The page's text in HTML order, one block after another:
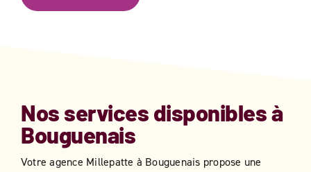
Nos services disponibles à
Bouguenais
Votre agence Millepatte à Bouguenais ​​ propose une